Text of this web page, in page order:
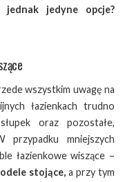
jedyne opcje?
wszystkim uwagę na
łazienkach trudno
oraz pozostałe,
przypadku mniejszych
łazienkowe wiszące –
stojące, a przy tym